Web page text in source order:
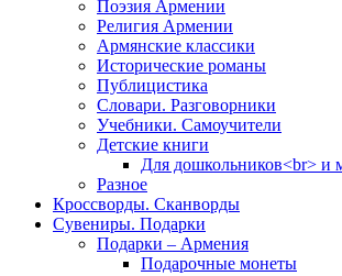
Поэзия Армении
Религия Армении
Армянские классики
Исторические романы
Публицистика
Словари. Разговорники
Учебники. Самоучители
Детские книги
Для дошкольников<br> и
Разное
Кроссворды. Сканворды
Сувениры. Подарки
Подарки – Армения
Подарочные монеты